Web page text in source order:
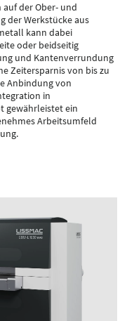
auf der Ober- und
der Werkstücke aus
kann dabei
oder beidseitig
und Kantenverrundung
Zeitersparnis von bis zu
Anbindung von
in
gewährleistet ein
Arbeitsumfeld